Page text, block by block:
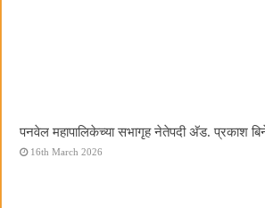
पनवेल महापालिकेच्या सभागृह नेतेपदी अ‍ॅड. प्रकाश
16th March 2026